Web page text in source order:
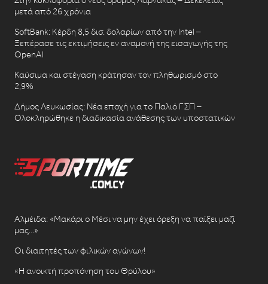
μετά από 26 χρόνια
SoftBank: Κέρδη 8,5 δισ. δολαρίων από την Intel –
Ξεπέρασε τις εκτιμήσεις εν αναμονή της εισαγωγής της
OpenAI
Καύσιμα και στέγαση κράτησαν τον πληθωρισμό στο
2,9%
Δήμος Λευκωσίας: Νέα εποχή για το Παλιό ΓΣΠ –
Ολοκληρώθηκε η διαδικασία ανάθεσης των υποστατικών
Αλμέιδα: «Μακάρι ο Μέσι να μην έχει όρεξη να παίξει μαζί
μας…»
Οι διαιτητές των φιλικών αγώνων!
«Η ανοικτή προπόνηση του Θρύλου»